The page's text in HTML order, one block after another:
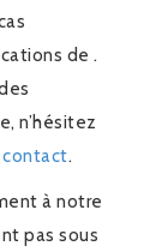
de .
n’hésitez
.
à notre
pas sous